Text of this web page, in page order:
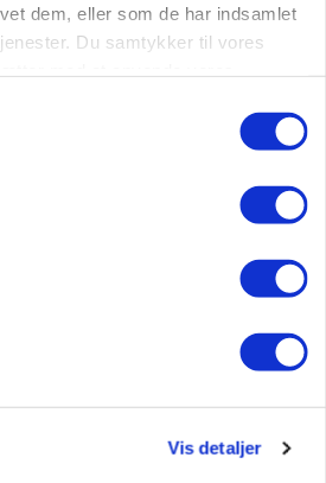
dem, eller som de har indsamlet
Du samtykker til vores
Vis detaljer
03. aug.
03. aug.